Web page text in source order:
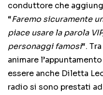
conduttore che
“Faremo sicuramente
piace usare la parola
personaggi famosi“.
animare
essere anche Diletta
radio si sono prestati